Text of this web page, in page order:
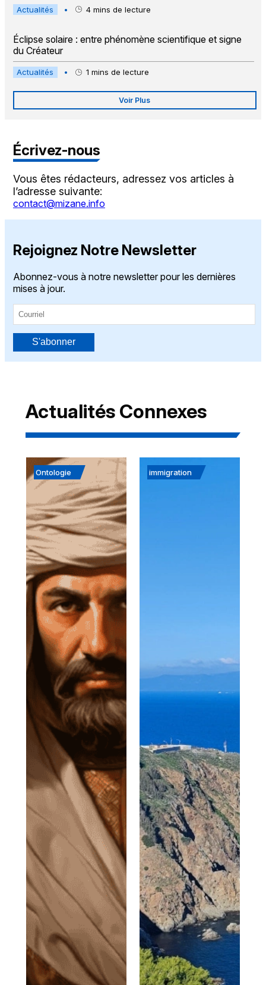
Actualités • 4 mins de lecture
Éclipse solaire : entre phénomène scientifique et signe
du Créateur
Actualités • 1 mins de lecture
Voir Plus
Écrivez-nous
Vous êtes rédacteurs, adressez vos articles à
l’adresse suivante:
contact@mizane.info
Rejoignez Notre Newsletter
Abonnez-vous à notre newsletter pour les dernières
mises à jour.
S'abonner
Actualités Connexes
Ontologie immigration